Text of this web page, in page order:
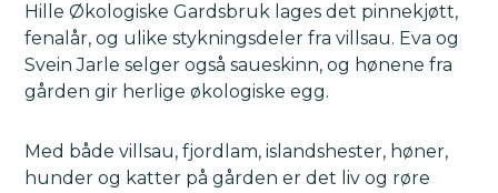
Hille Økologiske Gardsbruk lages det pinnekjøtt,
fenalår, og ulike stykningsdeler fra villsau. Eva og
Svein Jarle selger også saueskinn, og hønene fra
gården gir herlige økologiske egg.
Med både villsau, fjordlam, islandshester, høner,
hunder og katter på gården er det liv og røre